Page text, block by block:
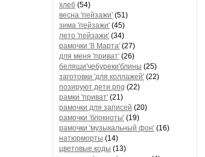
хлеб (54)
весна 'пейзажи' (51)
зима 'пейзажи' (45)
лето 'пейзажи' (34)
рамочки '8 Марта' (27)
для меня 'приват' (26)
беляши'чебуреки'блины (25)
заготовки 'для коллажей' (22)
позируют дети png (22)
рамки 'приват' (21)
рамочки для записей (20)
рамочки 'блокноты' (19)
рамочки 'музыкальный фон' (16)
натюрморты (14)
цветовые коды (13)